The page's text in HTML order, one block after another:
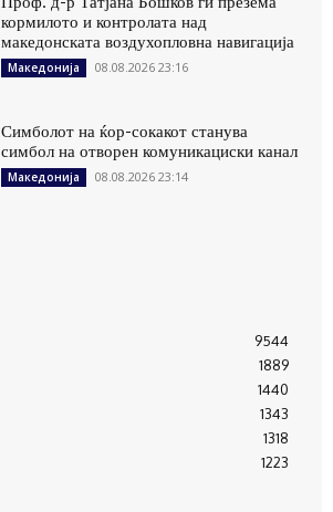
кормилото и контролата над
македонската воздухопловна навигација
Македонија 08.08.2026 23:16
Симболот на ќор-сокакот станува
симбол на отворен комуникациски канал
Македонија 08.08.2026 23:14
9544
1889
1440
1343
1318
1223